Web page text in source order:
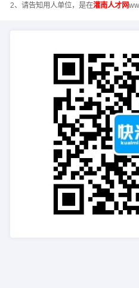
2、请告知用人单位，是在灌南人才网